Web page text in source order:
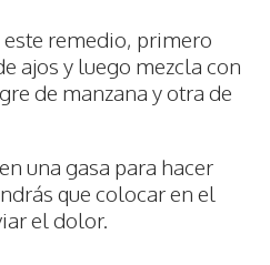
remedio, primero
ajos y luego mezcla con
de manzana y otra de
una gasa para hacer
que colocar en el
el dolor.